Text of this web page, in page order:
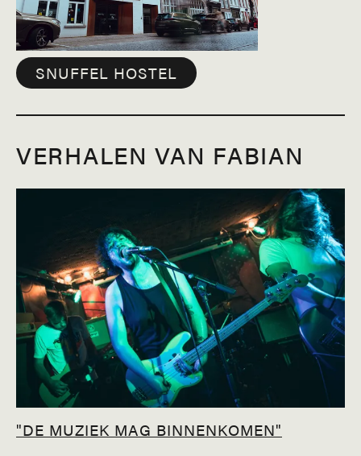
SNUFFEL HOSTEL
VERHALEN VAN FABIAN
"DE MUZIEK MAG BINNENKOMEN"